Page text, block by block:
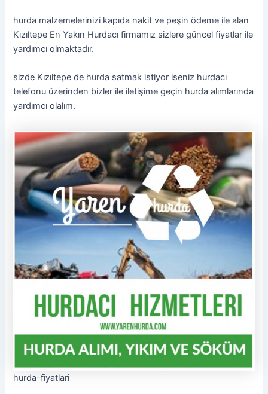
hurda malzemelerinizi kapıda nakit ve peşin ödeme ile alan
Kızıltepe En Yakın Hurdacı firmamız sizlere güncel fiyatlar ile
yardımcı olmaktadır.
sizde Kızıltepe de hurda satmak istiyor iseniz hurdacı
telefonu üzerinden bizler ile iletişime geçin hurda alımlarında
yardımcı olalım.
hurda-fiyatlari